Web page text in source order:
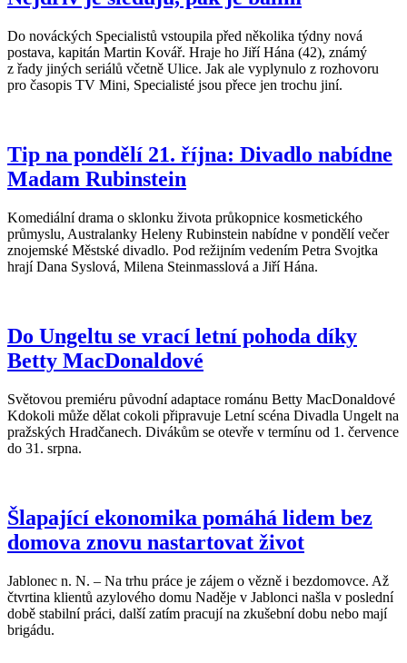
Do nováckých Specialistů vstoupila před několika týdny nová
postava, kapitán Martin Kovář. Hraje ho Jiří Hána (42), známý
z řady jiných seriálů včetně Ulice. Jak ale vyplynulo z rozhovoru
pro časopis TV Mini, Specialisté jsou přece jen trochu jiní.
Tip na pondělí 21. října: Divadlo nabídne
Madam Rubinstein
Komediální drama o sklonku života průkopnice kosmetického
průmyslu, Australanky Heleny Rubinstein nabídne v pondělí večer
znojemské Městské divadlo. Pod režijním vedením Petra Svojtka
hrají Dana Syslová, Milena Steinmasslová a Jiří Hána.
Do Ungeltu se vrací letní pohoda díky
Betty MacDonaldové
Světovou premiéru původní adaptace románu Betty MacDonaldové
Kdokoli může dělat cokoli připravuje Letní scéna Divadla Ungelt na
pražských Hradčanech. Divákům se otevře v termínu od 1. července
do 31. srpna.
Šlapající ekonomika pomáhá lidem bez
domova znovu nastartovat život
Jablonec n. N. – Na trhu práce je zájem o vězně i bezdomovce. Až
čtvrtina klientů azylového domu Naděje v Jablonci našla v poslední
době stabilní práci, další zatím pracují na zkušební dobu nebo mají
brigádu.